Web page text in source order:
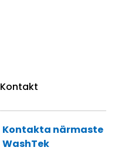
Kontakt
Kontakta närmaste
WashTek